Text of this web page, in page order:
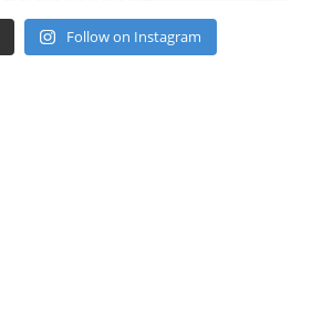
Follow on Instagram